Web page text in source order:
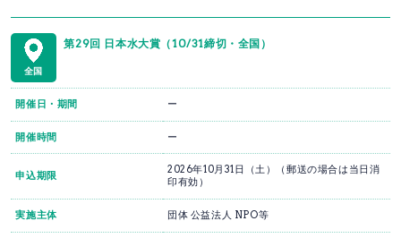
全国
第29回 日本水大賞（10/31締切・全国）
開催日・期間 ー
開催時間 ー
申込期限
2026年10月31日（土）（郵送の場合は当日消
印有効）
実施主体 団体 公益法人 NPO等